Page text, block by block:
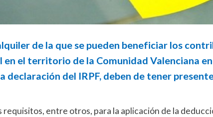
de la que se pueden beneficiar los
el territorio de la Comunidad Valenciana
declaración del IRPF, deben de tener
requisitos, entre otros, para la aplicación de la